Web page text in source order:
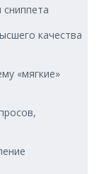
качества
«мягкие»